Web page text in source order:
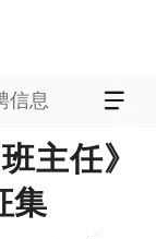
信息
主任》
集